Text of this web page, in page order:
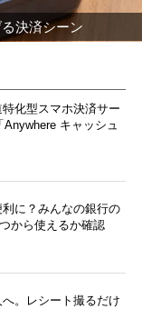
決済シーン
化型スマホ決済サー
キャッシュ
に？みんなの銀行の
から使えるか確認
。レシート撮るだけ